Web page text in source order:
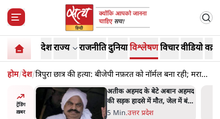
देशराज्य राजनीतिदुनियाविश्लेषणविचारवीडियो
होम/देश/त्रिपुरा छात्र की हत्या: बीजेपी नफ़रत को नॉर्मल बना रही; मरा
हुआ समाज न बनें- राहुल
ट्रेंडिंग
ख़बर
अहमद
में बंद
शेख हसीना की प्रेस कॉन्फ्रेंस में
शामिल हुए क्रिकेटर शाकिब अल
हसन के घर पर पेट्रोल बम से हमला
5 Min.दुनिया